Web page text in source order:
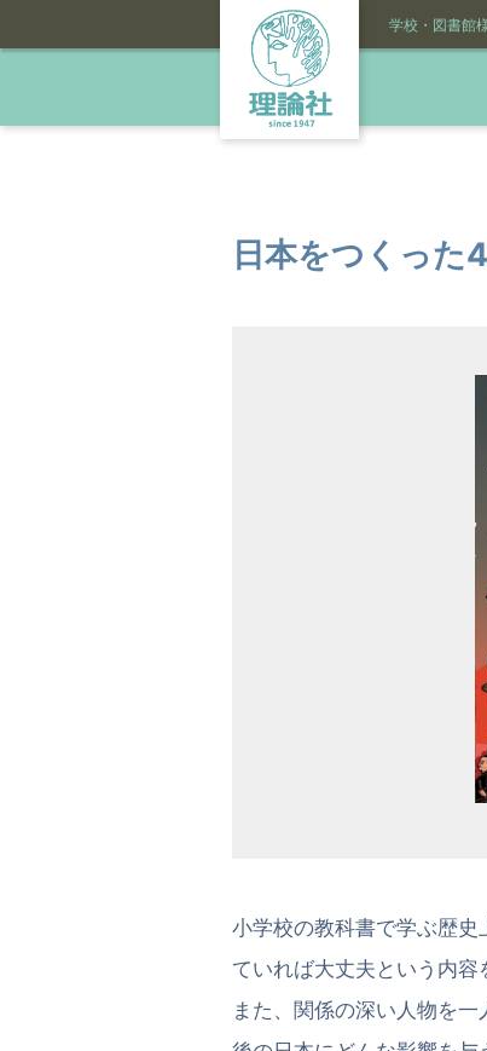
学校・図書館
日本をつくった
小学校の教科書で学ぶ歴
ていれば大丈夫という内容
また、関係の深い人物を